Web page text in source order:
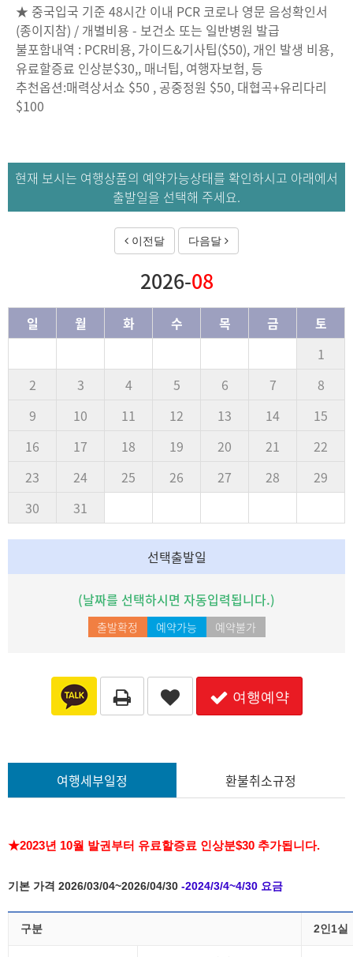
★ 중국입국 기준 48시간 이내 PCR 코로나 영문 음성확인서
(종이지참) / 개별비용 - 보건소 또는 일반병원 발급
불포함내역 : PCR비용, 가이드&기사팁($50), 개인 발생 비용,
유료할증료 인상분$30,, 매너팁, 여행자보험, 등
추천옵션:매력상서쇼 $50 , 공중정원 $50, 대협곡+유리다리
$100
현재 보시는 여행상품의 예약가능상태를 확인하시고 아래에서
출발일을 선택해 주세요.
이전달 다음달
2026-08
일 월 화 수 목 금
토
1
2
3 4 5 6 7
8
9
10 11 12 13 14
15
16
17 18 19 20 21
22
23
24 25 26 27 28
29
30
31
선택출발일
(날짜를 선택하시면 자동입력됩니다.)
출발확정 예약가능 예약불가
여행예약
여행세부일정 환불취소규정
★2023년 10월 발권부터 유료할증료 인상분$30 추가됩니다.
기본 가격 2026/03/04~2026/04/30 -2024/3/4~4/30 요금
구분 2인1실